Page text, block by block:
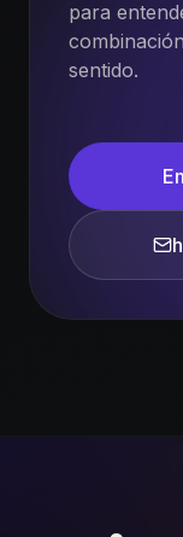
para
sentido.